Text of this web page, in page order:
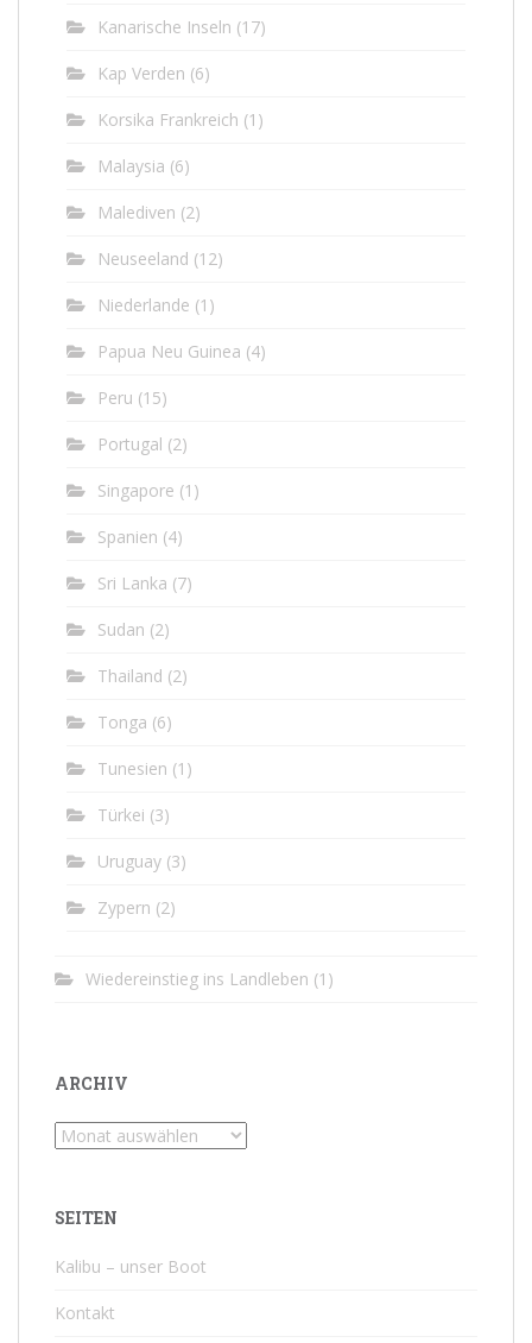
Kanarische Inseln (17)
Kap Verden (6)
Korsika Frankreich (1)
Malaysia (6)
Malediven (2)
Neuseeland (12)
Niederlande (1)
Papua Neu Guinea (4)
Peru (15)
Portugal (2)
Singapore (1)
Spanien (4)
Sri Lanka (7)
Sudan (2)
Thailand (2)
Tonga (6)
Tunesien (1)
Türkei (3)
Uruguay (3)
Zypern (2)
Wiedereinstieg ins Landleben (1)
ARCHIV
Archiv
SEITEN
Kalibu – unser Boot
Kontakt